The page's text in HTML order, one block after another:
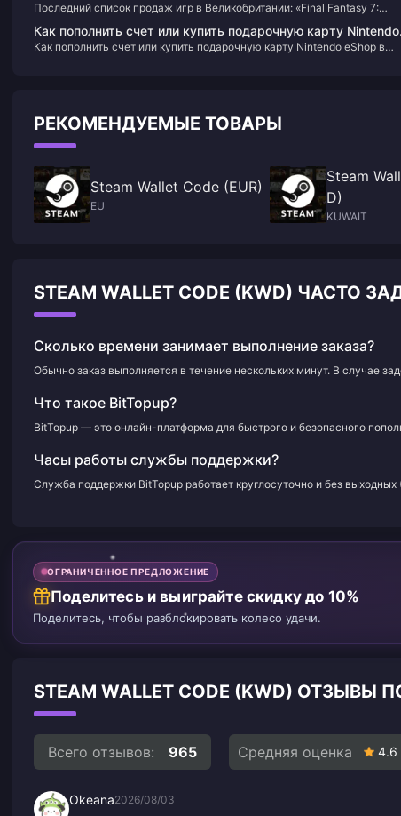
Fantasy 7: Rebirth» занимает первое место
Последний список продаж игр в Великобритании: «Final Fantasy 7:
Как пополнить счет или купить подарочную карту Nintendo
eShop в США
Как пополнить счет или купить подарочную карту Nintendo eShop в
РЕКОМЕНДУЕМЫЕ ТОВАРЫ
Steam Wallet Code (EUR)
EU
Steam
D)
KUWAIT
STEAM WALLET CODE (KWD)
Сколько времени занимает выполнение заказа?
Обычно заказ выполняется в течение нескольких минут. В случае
Что такое BitTopup?
BitTopup — это онлайн-платформа для быстрого и безопасного
Часы работы службы поддержки?
Служба поддержки BitTopup работает круглосуточно и без выходных
ОГРАНИЧЕННОЕ ПРЕДЛОЖЕНИЕ
Поделитесь и выиграйте скидку до 10%
Поделитесь, чтобы разблокировать колесо удачи.
STEAM WALLET CODE (KWD)
Всего отзывов: 965 Средняя оценка 4.6
Okeana2026/08/03